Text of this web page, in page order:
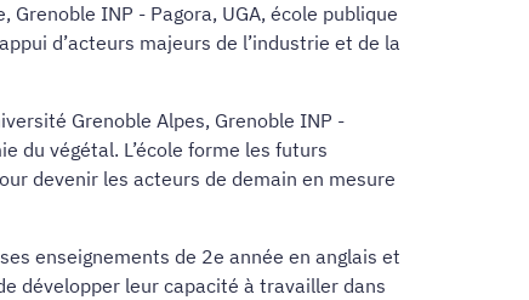
INP - Pagora, UGA, école publique
d’acteurs majeurs de l’industrie et de la
Grenoble Alpes, Grenoble INP -
du végétal. L’école forme les futurs
devenir les acteurs de demain en mesure
enseignements de 2e année en anglais et
développer leur capacité à travailler dans